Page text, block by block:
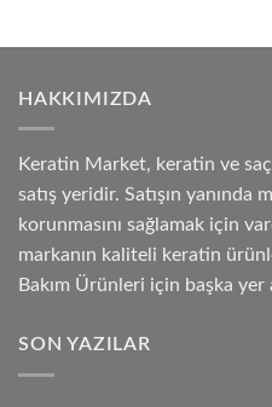
HAKKIMIZDA
Keratin Market, keratin ve
satış yeridir. Satışın
korunmasını sağlamak için
markanın kaliteli keratin
Bakım Ürünleri için başka yer
SON YAZILAR